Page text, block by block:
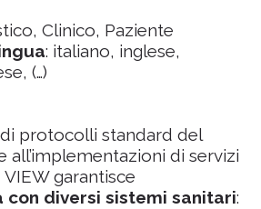
Clinico, Paziente
: italiano, inglese,
(…)
di protocolli standard del
all’implementazioni di servizi
garantisce
diversi sistemi sanitari: